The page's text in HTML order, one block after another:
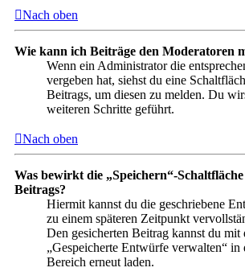
Nach oben
Wie kann ich Beiträge den Moderatoren
Wenn ein Administrator die
vergeben hat, siehst du eine
Beitrags, um diesen zu melden. Du
weiteren Schritte geführt.
Nach oben
Was bewirkt die „Speichern“-
Beitrags?
Hiermit kannst du die geschriebene
zu einem späteren Zeitpunkt
Den gesicherten Beitrag kannst du mit
„Gespeicherte Entwürfe verwalten“ in
Bereich erneut laden.